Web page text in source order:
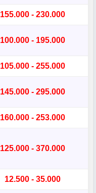
155.000 - 230.000
100.000 - 195.000
105.000 - 255.000
145.000 - 295.000
160.000 - 253.000
125.000 - 370.000
12.500 - 35.000